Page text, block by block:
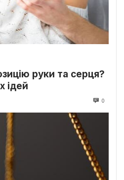
руки та серця?
ідей
0